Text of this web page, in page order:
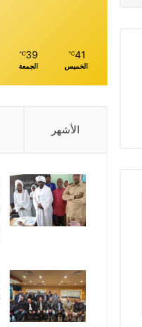
41
℃
الخميس
39
℃
الجمعة
الأشهر